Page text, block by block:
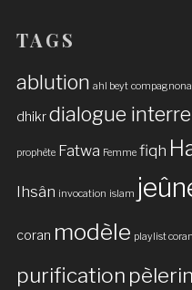
TAGS
ablution ahl beyt
dhikrdialogue
prophète Fatwa Femme fiqh
Ihsân invocation islam
coran modèle playlist coran
purification